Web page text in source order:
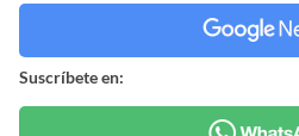
Suscríbete en: